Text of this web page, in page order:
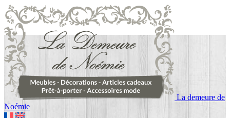
La demeure de
Noémie